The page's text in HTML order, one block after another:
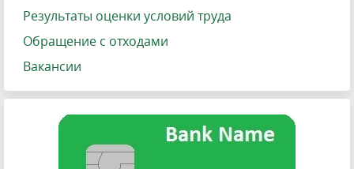
Результаты оценки условий труда
Обращение с отходами
Вакансии